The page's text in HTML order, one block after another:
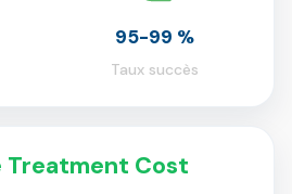
95-99 %
Taux succès
Treatment Cost